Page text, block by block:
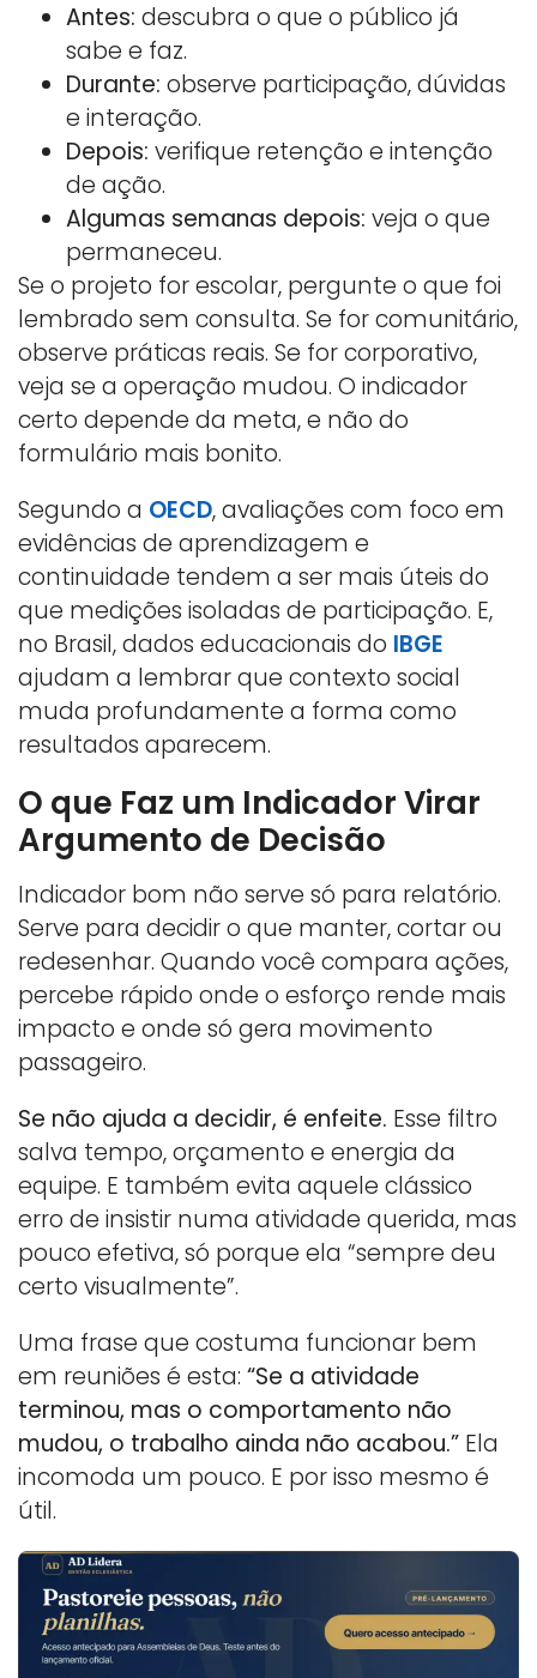
Antes: descubra o que o público já
sabe e faz.
Durante: observe participação, dúvidas
e interação.
Depois: verifique retenção e intenção
de ação.
Algumas semanas depois: veja o que
permaneceu.
Se o projeto for escolar, pergunte o que foi
lembrado sem consulta. Se for comunitário,
observe práticas reais. Se for corporativo,
veja se a operação mudou. O indicador
certo depende da meta, e não do
formulário mais bonito.
Segundo a OECD, avaliações com foco em
evidências de aprendizagem e
continuidade tendem a ser mais úteis do
que medições isoladas de participação. E,
no Brasil, dados educacionais do IBGE
ajudam a lembrar que contexto social
muda profundamente a forma como
resultados aparecem.
O que Faz um Indicador Virar
Argumento de Decisão
Indicador bom não serve só para relatório.
Serve para decidir o que manter, cortar ou
redesenhar. Quando você compara ações,
percebe rápido onde o esforço rende mais
impacto e onde só gera movimento
passageiro.
Se não ajuda a decidir, é enfeite. Esse filtro
salva tempo, orçamento e energia da
equipe. E também evita aquele clássico
erro de insistir numa atividade querida, mas
pouco efetiva, só porque ela “sempre deu
certo visualmente”.
Uma frase que costuma funcionar bem
em reuniões é esta: “Se a atividade
terminou, mas o comportamento não
mudou, o trabalho ainda não acabou.” Ela
incomoda um pouco. E por isso mesmo é
útil.